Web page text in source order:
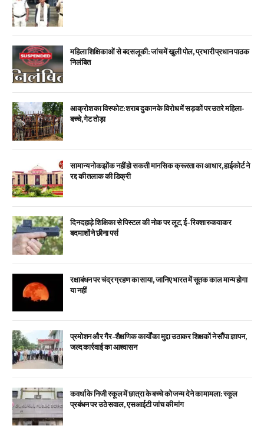
महिला शिक्षिकाओं से बदसलूकी: जांच में खुली पोल, प्रभारी प्रधान पाठक
निलंबित
आक्रोश का विस्फोट: शराब दुकान के विरोध में सड़कों पर उतरे महिला-
बच्चे, गेट तोड़ा
सामान्य नोकझोंक नहीं हो सकती मानसिक क्रूरता का आधार, हाईकोर्ट ने
रद्द की तलाक की डिक्री
दिनदहाड़े शिक्षिका से पिस्टल की नोक पर लूट, ई-रिक्शा रुकवाकर
बदमाशों ने छीना पर्स
रक्षाबंधन पर चंद्र ग्रहण का साया, जानिए भारत में सूतक काल मान्य होगा
या नहीं
प्रमोशन और गैर-शैक्षणिक कार्यों का मुद्दा उठाकर शिक्षकों ने सौंपा ज्ञापन,
जल्द कार्रवाई का आश्वासन
कवर्धा के निजी स्कूल में छात्रा के बच्चे को जन्म देने का मामला: स्कूल
प्रबंधन पर उठे सवाल, एसआईटी जांच की मांग